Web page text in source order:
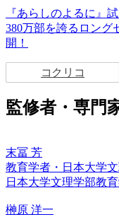
『あらしのよるに』
380万部を誇るロング
開！
コクリコ
監修者・専門
末冨 芳
教育学者・日本大学
日本大学文理学部教
榊原 洋一